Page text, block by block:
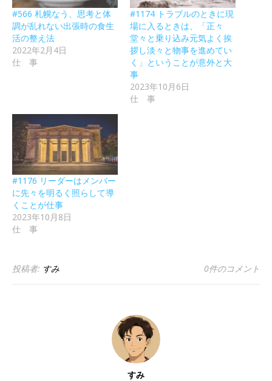
#566 札幌なう、思考と体
調が乱れない出張時の食生
活の整え法
2022年2月4日
仕 事
#1174 トラブルのときに現
場に入るときは、「正々
堂々と乗り込み元気よく挨
拶し淡々と物事を進めてい
く」ということが意外と大
事
2023年10月6日
仕 事
#1176 リーダーはメンバー
に先々を明るく照らして導
くことが仕事
2023年10月8日
仕 事
投稿者: すみ 0件のコメント
すみ